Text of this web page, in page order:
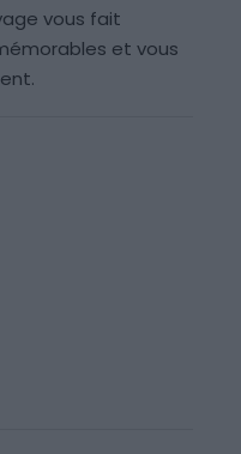
vous fait
et vous